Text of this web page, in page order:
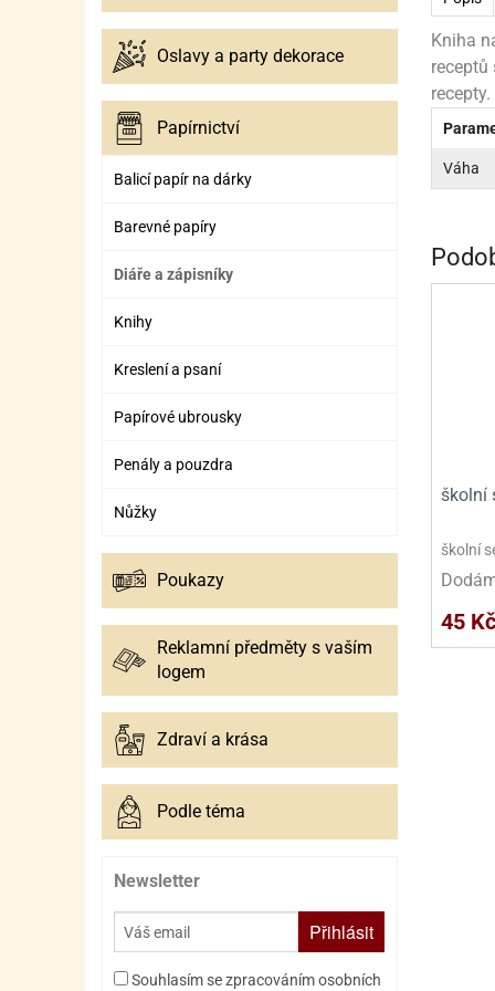
BOXY A TAŠKY NA POMŮCKY
FLAMBOVACÍ PISTOL
ZÁBAVNÉ HRAČKY, DOPLŇKY
VÝROBA SLIZU
ZÁBAVNÍ PYROTECHNIKA
Oslavy a party dekorace
Papírnictví
Balicí papír na dárky
Barevné papíry
Diáře a zápisníky
Knihy
Kreslení a psaní
Papírové ubrousky
Penály a pouzdra
Nůžky
Poukazy
Reklamní předměty s vaším
logem
Zdraví a krása
Podle téma
Newsletter
Přihlásit
Souhlasím se zpracováním osobních
Kniha
receptů
Váha
školní
školní
45 Kč